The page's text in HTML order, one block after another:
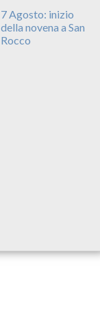
7 Agosto: inizio
della novena a San
Rocco